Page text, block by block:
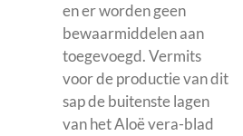
en er worden geen
bewaarmiddelen aan
toegevoegd. Vermits
voor de productie van dit
sap de buitenste lagen
van het Aloë vera-blad